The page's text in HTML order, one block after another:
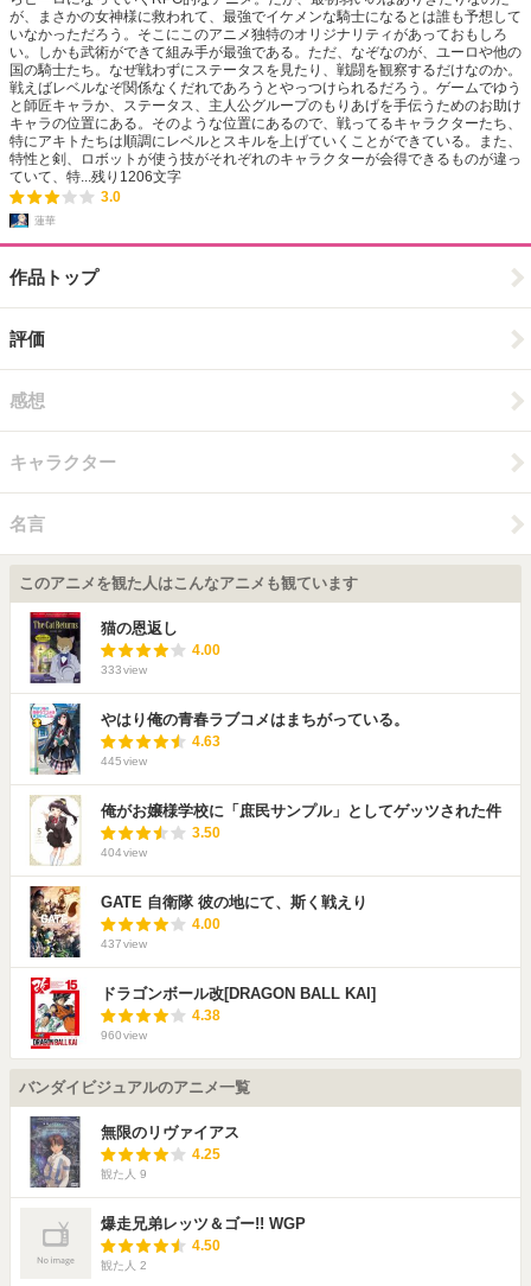
が、まさかの女神様に救われて、最強でイケメンな騎士になるとは誰も予想して
いなかっただろう。そこにこのアニメ独特のオリジナリティがあっておもしろ
い。しかも武術ができて組み手が最強である。ただ、なぞなのが、ユーロや他の
国の騎士たち。なぜ戦わずにステータスを見たり、戦闘を観察するだけなのか。
戦えばレベルなぞ関係なくだれであろうとやっつけられるだろう。ゲームでゆう
と師匠キャラか、ステータス、主人公グループのもりあげを手伝うためのお助け
キャラの位置にある。そのような位置にあるので、戦ってるキャラクターたち、
特にアキトたちは順調にレベルとスキルを上げていくことができている。また、
特性と剣、ロボットが使う技がそれぞれのキャラクターが会得できるものが違っ
ていて、特...残り 1206文字
3.0
蓮華
作品トップ
評価
感想
キャラクター
名言
このアニメを観た人はこんなアニメも観ています
猫の恩返し
4.00
333view
やはり俺の青春ラブコメはまちがっている。
4.63
445view
俺がお嬢様学校に「庶民サンプル」としてゲッツされた件
3.50
404view
GATE 自衛隊 彼の地にて、斯く戦えり
4.00
437view
ドラゴンボール改[DRAGON BALL KAI]
4.38
960view
バンダイビジュアルのアニメ一覧
無限のリヴァイアス
4.25
観た人 9
爆走兄弟レッツ＆ゴー!! WGP
4.50
観た人 2